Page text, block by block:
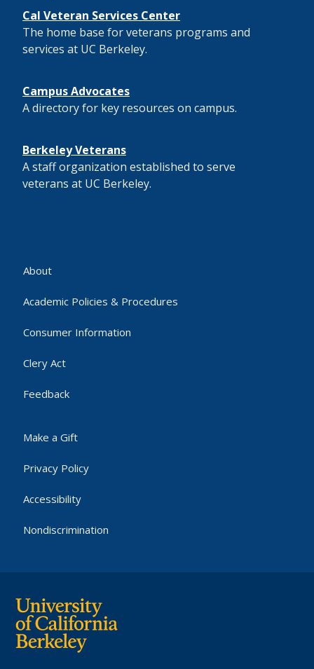
Cal Veteran Services Center
The home base for veterans programs and
services at UC Berkeley.
Campus Advocates
A directory for key resources on campus.
Berkeley Veterans
A staff organization established to serve
veterans at UC Berkeley.
About
Academic Policies & Procedures
Consumer Information
Clery Act
Feedback
Make a Gift
Privacy Policy
Accessibility
Nondiscrimination